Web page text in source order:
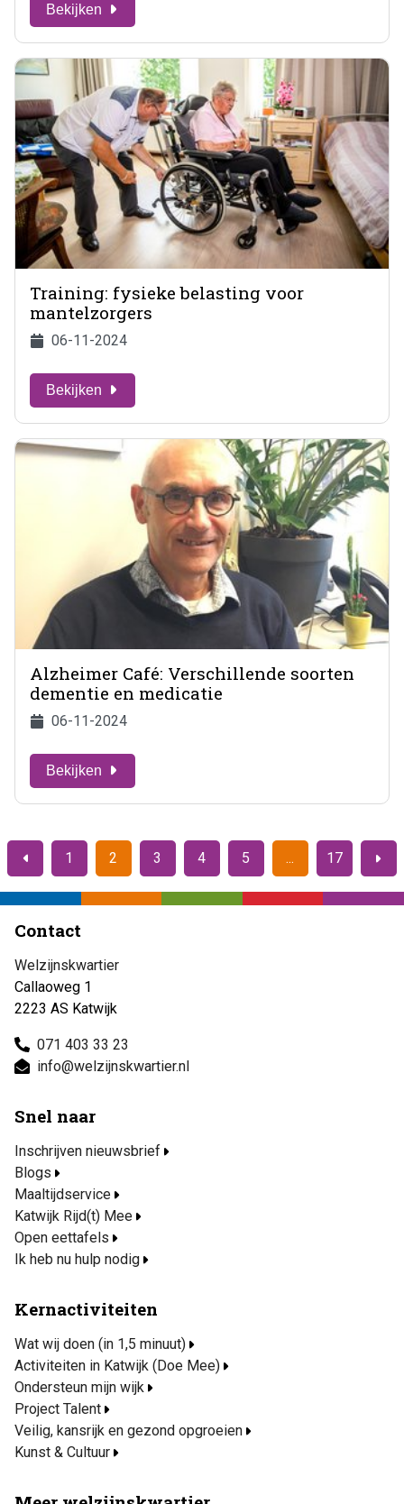
Bekijken
Training: fysieke belasting voor
mantelzorgers
06-11-2024
Bekijken
Alzheimer Café: Verschillende soorten
dementie en medicatie
06-11-2024
Bekijken
1 2 3 4 5
17
Contact
Welzijnskwartier
Callaoweg 1
2223 AS Katwijk
071 403 33 23
info@welzijnskwartier.nl
Snel naar
Inschrijven nieuwsbrief
Blogs
Maaltijdservice
Katwijk Rijd(t) Mee
Open eettafels
Ik heb nu hulp nodig
Kernactiviteiten
Wat wij doen (in 1,5 minuut)
Activiteiten in Katwijk (Doe Mee)
Ondersteun mijn wijk
Project Talent
Veilig, kansrijk en gezond opgroeien
Kunst & Cultuur